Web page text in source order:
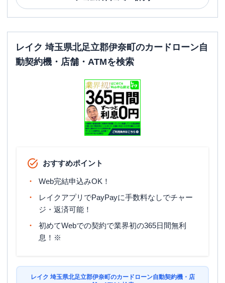
レイク 埼玉県北足立郡伊奈町のカードローン自
動契約機・店舗・ATMを検索
おすすめポイント
Web完結申込みOK！
レイクアプリでPayPayに手数料なしでチャー
ジ・返済可能！
初めてWebでの契約で業界初の365日間無利
息！※
レイク 埼玉県北足立郡伊奈町のカードローン自動契約機・店